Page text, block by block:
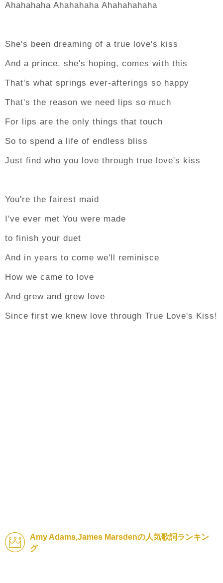
Ahahahaha Ahahahaha Ahahahahaha
She's been dreaming of a true love's kiss
And a prince, she's hoping, comes with this
That's what springs ever-afterings so happy
That's the reason we need lips so much
For lips are the only things that touch
So to spend a life of endless bliss
Just find who you love through true love's kiss
You're the fairest maid
I've ever met You were made
to finish your duet
And in years to come we'll reminisce
How we came to love
And grew and grew love
Since first we knew love through True Love's Kiss!
Amy Adams,James Marsdenの人気歌詞ランキン
グ